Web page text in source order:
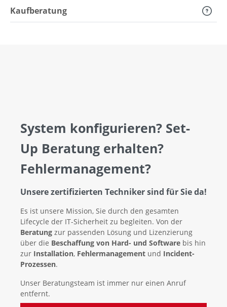
Kaufberatung
System konfigurieren? Set-
Up Beratung erhalten?
Fehlermanagement?
Unsere zertifizierten Techniker sind für Sie da!
Es ist unsere Mission, Sie durch den gesamten
Lifecycle der IT-Sicherheit zu begleiten. Von der
Beratung zur passenden Lösung und Lizenzierung
über die Beschaffung von Hard- und Software bis hin
zur Installation, Fehlermanagement und Incident-
Prozessen.
Unser Beratungsteam ist immer nur einen Anruf
entfernt.